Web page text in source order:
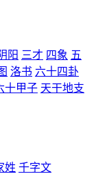
阳 三才 四象 五
洛书 六十四卦
十甲子 天干地支
姓 千字文